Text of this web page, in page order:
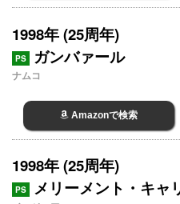
1998年 (25周年)
PS ガンバァール
ナムコ
Amazonで検索
1998年 (25周年)
PS メリーメント・キャ